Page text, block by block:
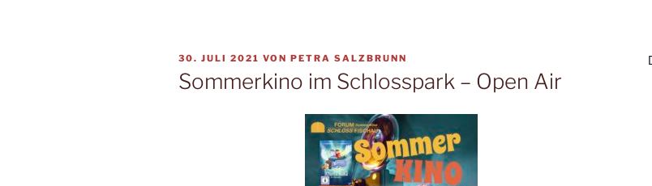
VERÖFFENTLICHT
AM
30. JULI 2021 VON PETRA SALZBRUNN
Sommerkino im Schlosspark – Open Air